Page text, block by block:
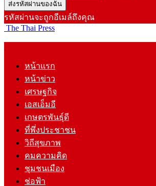
รหัสผ่านจะถูกอีเมล์ถึงคุณ
The Thai Press
หน้าแรก
หน้าข่าว
เศรษฐกิจ
เอสเอ็มอี
เกษตรพันธุ์ดี
ที่พึ่งประชาชน
วิถีสุขภาพ
คมความคิด
ชุมชนเมือง
ช่อฟ้า